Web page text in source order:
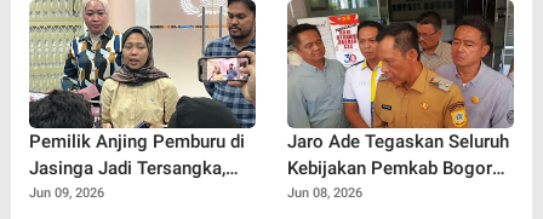
Sukabumi
Pemilik Anjing Pemburu di
Jasinga Jadi Tersangka,
Polisi Ungkap Kronologi
Jun 09, 2026
Jaro Ade Tegaskan Seluruh
Kebijakan Pemkab Bogor
Selalu Dikoordinasikan
Jun 08, 2026